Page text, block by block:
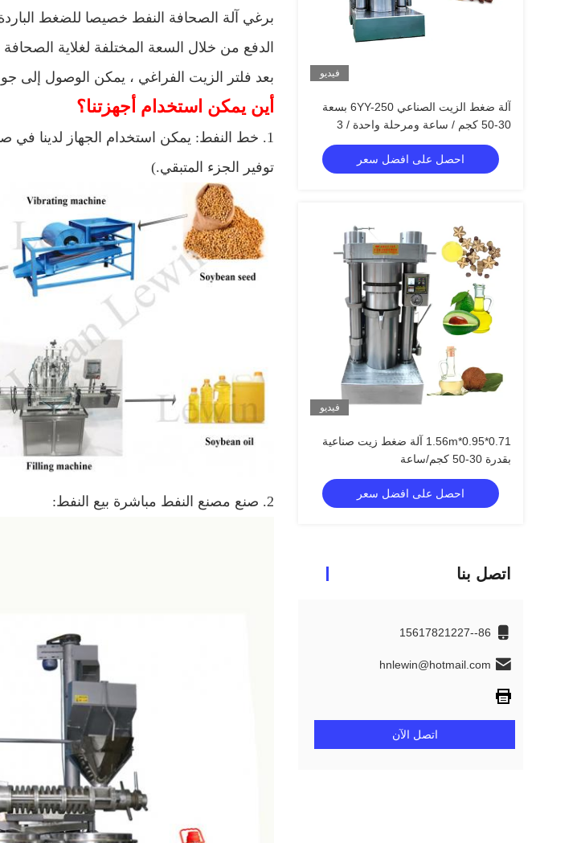
فيديو
آلة ضغط الزيت الصناعي 6YY-250 بسعة
30-50 كجم / ساعة ومرحلة واحدة / 3
مراحل
احصل على افضل سعر
فيديو
0.71*0.95*1.56m آلة ضغط زيت صناعية
بقدرة 30-50 كجم/ساعة
احصل على افضل سعر
اتصل بنا
86--15617821227
hnlewin@hotmail.com
اتصل الآن
برغي آلة الصحافة النفط خصيصا للضغط
الدفع من خلال السعة المختلفة لغلاية
بعد فلتر الزيت الفراغي ، يمكن الوصول إلى
أين يمكن استخدام أجهزتنا؟
1. خط النفط: يمكن استخدام الجهاز لدينا في
توفير الجزء المتبقي.)
2. صنع مصنع النفط مباشرة بيع النفط: